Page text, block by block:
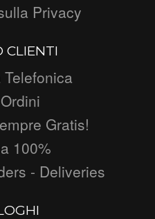
Privacy
CLIENTI
Gratis!
100%
- Deliveries